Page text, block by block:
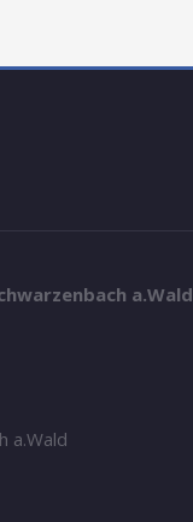
a.Wald
a.Wald